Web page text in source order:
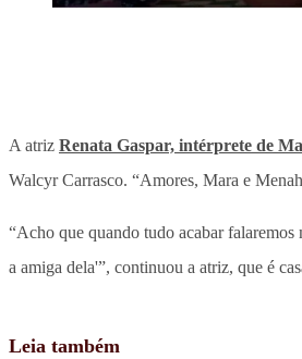
A atriz Renata Gaspar, intérprete de
Walcyr Carrasco. “Amores, Mara e
“Acho que quando tudo acabar falaremos
a amiga dela'”, continuou a atriz, que é
Leia também